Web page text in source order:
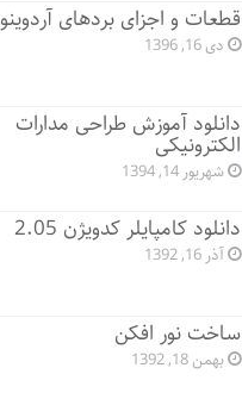
قطعات و اجزای بردهای آردوینو
دی 16, 1396
دانلود آموزش طراحی مدارات
الکترونیکی
شهریور 14, 1394
دانلود کامپایلر کدویژن 2.05
آذر 16, 1392
ساخت نور افکن
بهمن 18, 1392